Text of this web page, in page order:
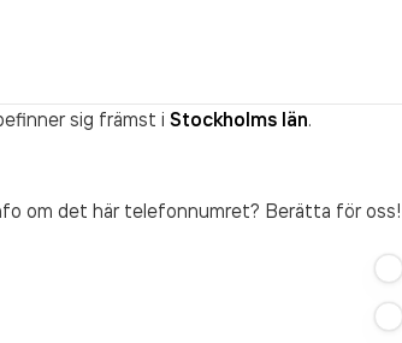
sig främst i Stockholms län.
om det här telefonnumret? Berätta för oss!